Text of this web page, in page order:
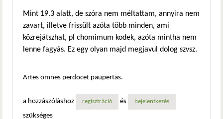
Mint 19.3 alatt, de szóra nem méltattam, annyira nem
zavart, illetve frissült azóta több minden, ami
közrejátszhat, pl chomimum kodek, azóta mintha nem
lenne fagyás. Ez egy olyan majd megjavul dolog szvsz.
Artes omnes perdocet paupertas.
a hozzászóláshoz regisztráció és bejelentkezés
szükséges